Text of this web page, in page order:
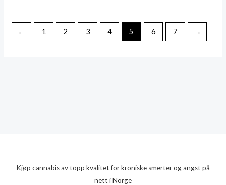
← 1 2 3 4 5 6 7 →
Kjøp cannabis av topp kvalitet for kroniske smerter og angst på
nett i Norge